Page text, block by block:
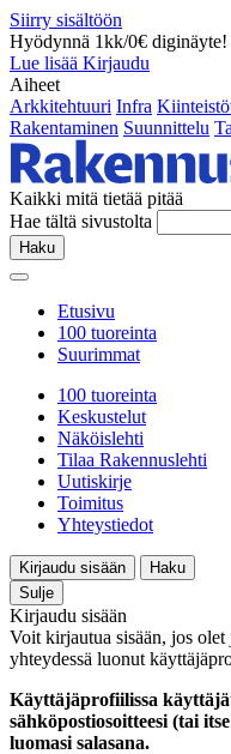
Siirry sisältöön
Hyödynnä 1kk/0€ diginäyte!
Lue lisää Kirjaudu
Aiheet
Arkkitehtuuri Infra
Rakentaminen Suunnittelu
Kaikki mitä tietää pitää
Hae tältä sivustolta
Haku
Etusivu
100 tuoreinta
Suurimmat
100 tuoreinta
Keskustelut
Näköislehti
Tilaa Rakennuslehti
Uutiskirje
Toimitus
Yhteystiedot
Kirjaudu sisään
Haku
Sulje
Kirjaudu sisään
Voit kirjautua sisään, jos
yhteydessä luonut
Käyttäjäprofiilissa
sähköpostiosoitteesi (tai
luomasi salasana.